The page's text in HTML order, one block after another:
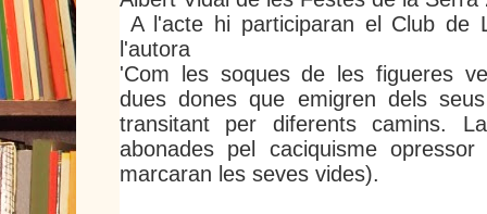
A l'acte hi participaran el Club de
l'autora
'Com les soques de les figueres
dues dones que emigren dels
transitant per diferents camins.
abonades pel caciquisme
marcaran les seves vides).